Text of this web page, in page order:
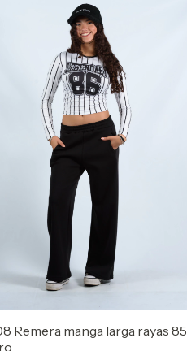
Remera manga larga rayas 85